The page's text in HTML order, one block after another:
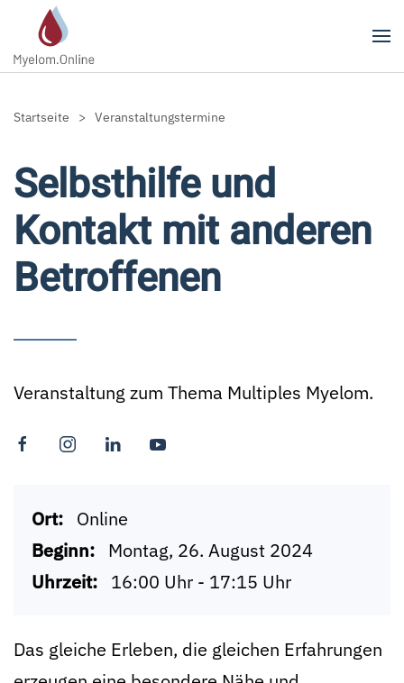
Zum Hauptinhalt springen
Startseite Veranstaltungstermine
Selbsthilfe und
Kontakt mit anderen
Betroffenen
Veranstaltung zum Thema Multiples Myelom.
Ort: Online
Beginn: Montag, 26. August 2024
Uhrzeit: 16:00 Uhr - 17:15 Uhr
Das gleiche Erleben, die gleichen Erfahrungen